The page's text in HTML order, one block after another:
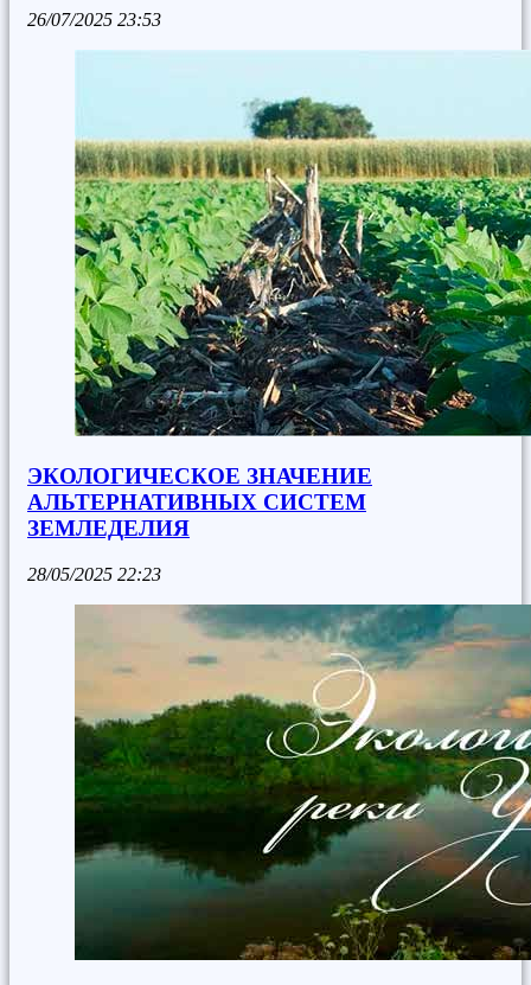
26/07/2025 23:53
ЭКОЛОГИЧЕСКОЕ ЗНАЧЕНИЕ
АЛЬТЕРНАТИВНЫХ СИСТЕМ
ЗЕМЛЕДЕЛИЯ
28/05/2025 22:23